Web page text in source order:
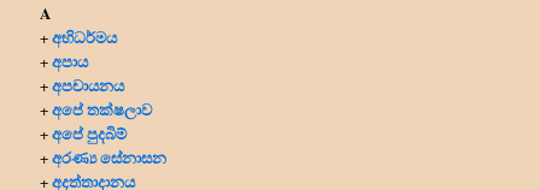
A
+අභිධර්මය
+අපාය
+අපචායනය
+අපේ තක්ෂලාව
+අපේ පුදබිම්
+අරණ්‍ය සේනාසන
+අදත්තාදානය